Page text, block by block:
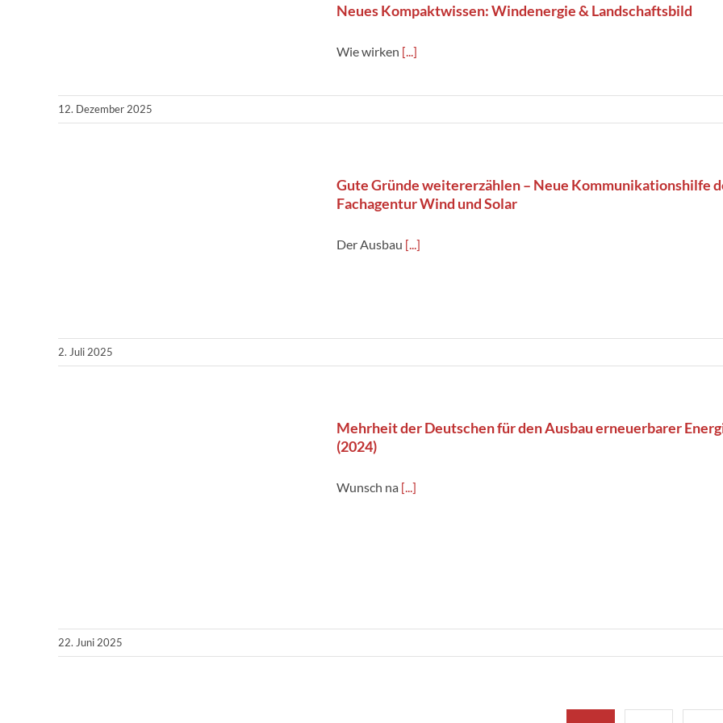
Neues Kompaktwissen: Windenergie & Landschaftsbild
Wie wirken [...]
12. Dezember 2025
Gute Gründe weitererzählen – Neue Kommunikationshilfe
Fachagentur Wind und Solar
Der Ausbau [...]
2. Juli 2025
Mehrheit der Deutschen für den Ausbau erneuerbarer
(2024)
Wunsch na [...]
22. Juni 2025